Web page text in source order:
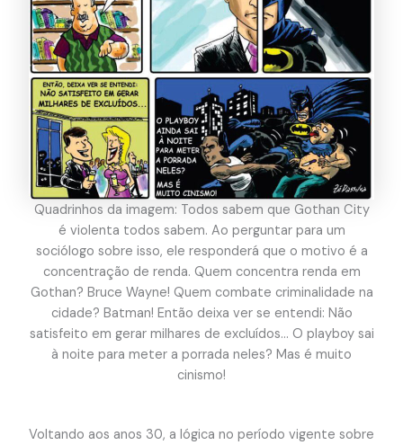
Quadrinhos da imagem: Todos sabem que Gothan City
é violenta todos sabem. Ao perguntar para um
sociólogo sobre isso, ele responderá que o motivo é a
concentração de renda. Quem concentra renda em
Gothan? Bruce Wayne! Quem combate criminalidade na
cidade? Batman! Então deixa ver se entendi: Não
satisfeito em gerar milhares de excluídos… O playboy sai
à noite para meter a porrada neles? Mas é muito
cinismo!
Voltando aos anos 30, a lógica no período vigente sobre